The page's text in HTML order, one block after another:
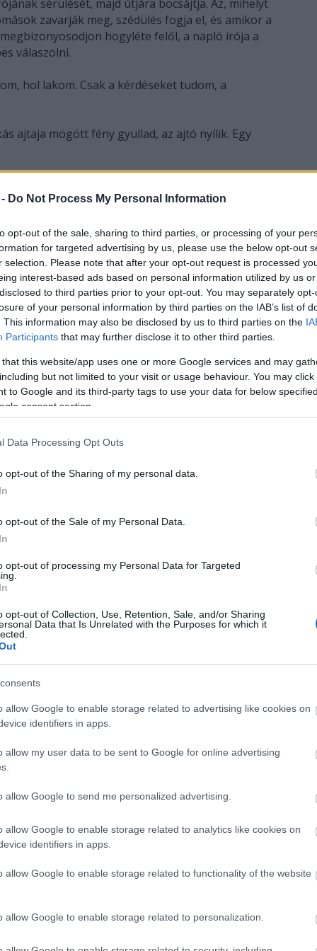
Do Not Process My Personal Information
opt-out of the sale, sharing to third parties, or processing of your
for targeted advertising by us, please use the below opt-out
selection. Please note that after your opt-out request is processed
interest-based ads based on personal information utilized by us
to third parties prior to your opt-out. You may separately
of your personal information by third parties on the IAB’s list of
This information may also be disclosed by us to third parties on the
Participants that may further disclose it to other third parties.
that this website/app uses one or more Google services and may
but not limited to your visit or usage behaviour. You may
to Google and its third-party tags to use your data for below
consent section.
Data Processing Opt Outs
opt-out of the Sharing of my personal data.
opt-out of the Sale of my Personal Data.
opt-out of processing my Personal Data for Targeted
opt-out of Collection, Use, Retention, Sale, and/or Sharing
Data that Is Unrelated with the Purposes for which it
allow Google to enable storage related to advertising like cookies on
identifiers in apps.
allow my user data to be sent to Google for online advertising
allow Google to send me personalized advertising.
allow Google to enable storage related to analytics like cookies on
identifiers in apps.
allow Google to enable storage related to functionality of the website
allow Google to enable storage related to personalization.
sérülését, majd útjára bocsájtja. Az, mihelyt
zavarják meg, szédülés fogja el, és amikor a
hogyléte felől, a napló írója a
válaszolni.
hol lakom. Csak a kérdéseket tudom, a
ajtaja mögött fény gyullad, az ajtó nyílik. Egy
körkörös ráncok. Egy hüllő szemére
világoskék pongyolája mögül alacsony, tömpe
ajtón át. Az ajtórésen belátok a csőszerű
kivehetem a fal melletti szekrényen
Az előszoba végében, a nappaliba vezető
állnak ki. Valaha gyűrűhinta lóghatott ott.
át csupasz lábait a gyűrűkön, hogy aztán
elengedve fejjel lefelé hintázzon a két szoba
egykori macskája kíváncsi rémülettel követte,
hajtincsekbe. A fiú nevetett.
Az unokák sem használják. Az öregasszony
ajkai vékonyak, majdnem fehérek.
az ajtófélfába, jobbjával a kutyáját
kövére és csonka farkát csóválva megáll,
a szemközti ajtóban álló nőnek, aki az imént
neki. Nem értem pontosan az említett
öreg nő férjét. Egy kopasz, alacsony úr.
a sírok között. Minden bizonnyal halott.
mér végig. Látom magam ebben a
valamiben csalódott, elfordul tőlem, szól a
tanácstalanul nézi a szemközti ajtóban álló
körmökkel visszasiet az öregasszony lábai
áll egy darabig, maga elé néz, majd szó nélkül
kialszik a világítás. A nő kijjebb tárja az
megnézhetném magamnak, kialszik a villany.
Mögöttem a lépcsők hűvös szagokba
esti homálya és a nőnek az előszoba
és ez a nő mindenek ellenére
ellenére“… ettől a semmiből felbukkanó
mint amikor a lépcsőfokokat számoltam. Ez